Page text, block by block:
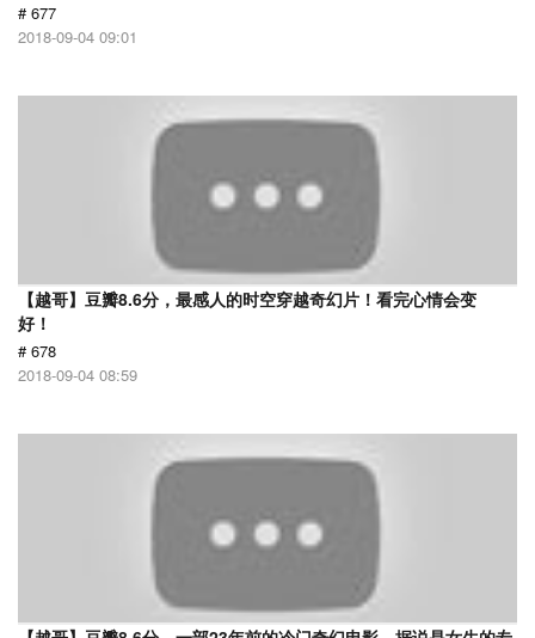
# 677
2018-09-04 09:01
【越哥】豆瓣8.6分，最感人的时空穿越奇幻片！看完心情会变
好！
# 678
2018-09-04 08:59